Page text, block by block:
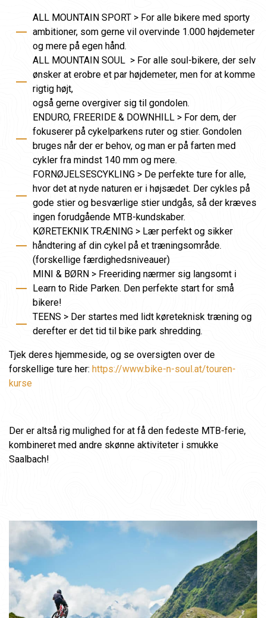
ALL MOUNTAIN SPORT > For alle bikere med sporty
ambitioner, som gerne vil overvinde 1.000 højdemeter
og mere på egen hånd.
ALL MOUNTAIN SOUL > For alle soul-bikere, der selv
ønsker at erobre et par højdemeter, men for at komme
rigtig højt,
også gerne overgiver sig til gondolen.
ENDURO, FREERIDE & DOWNHILL > For dem, der
fokuserer på cykelparkens ruter og stier. Gondolen
bruges når der er behov, og man er på farten med
cykler fra mindst 140 mm og mere.
FORNØJELSESCYKLING > De perfekte ture for alle,
hvor det at nyde naturen er i højsædet. Der cykles på
gode stier og besværlige stier undgås, så der kræves
ingen forudgående MTB-kundskaber.
KØRETEKNIK TRÆNING > Lær perfekt og sikker
håndtering af din cykel på et træningsområde.
(forskellige færdighedsniveauer)
MINI & BØRN > Freeriding nærmer sig langsomt i
Learn to Ride Parken. Den perfekte start for små
bikere!
TEENS > Der startes med lidt køreteknisk træning og
derefter er det tid til bike park shredding.
Tjek deres hjemmeside, og se oversigten over de
forskellige ture her: https://www.bike-n-soul.at/touren-
kurse
Der er altså rig mulighed for at få den fedeste MTB-ferie,
kombineret med andre skønne aktiviteter i smukke
Saalbach!